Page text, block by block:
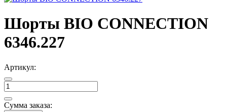
Шорты BIO CONNECTION
6346.227
Артикул:
Сумма заказа: